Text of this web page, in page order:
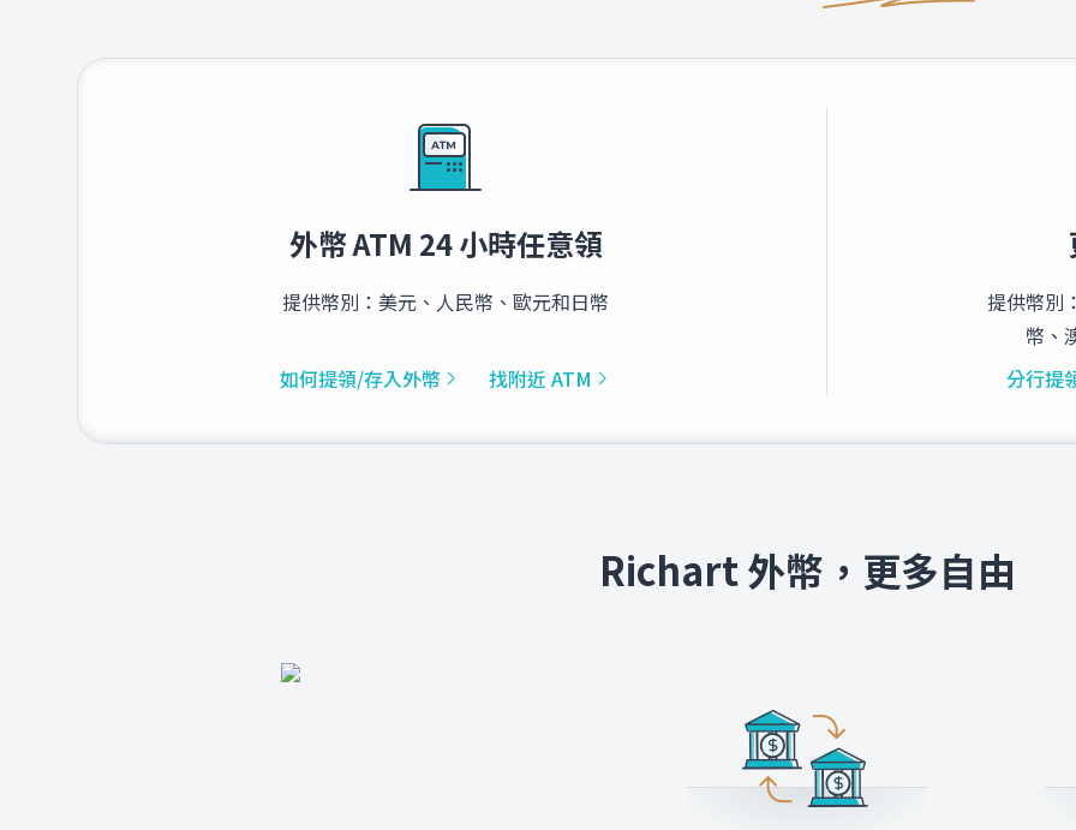
外幣 ATM 24 小時任意領
提供幣別：美元、人民幣、歐元和日幣
如何提領/存入外幣 找附近 ATM
提供幣別
幣、
分行提
Richart 外幣，更多自由